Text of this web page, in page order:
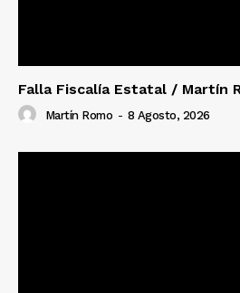
Falla Fiscalía Estatal / Martín
Martín Romo - 8 Agosto, 2026